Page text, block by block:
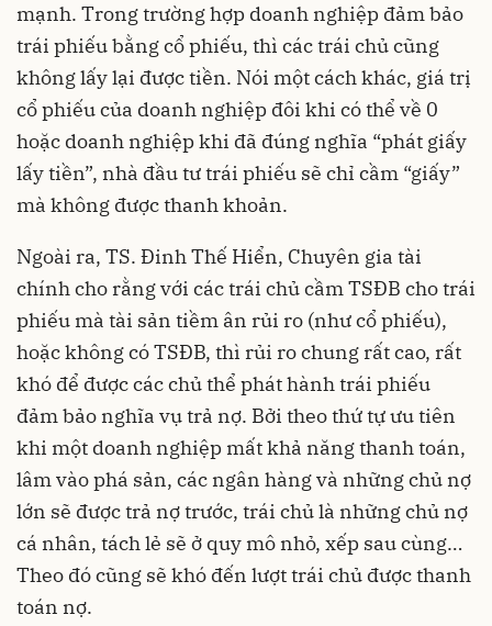
mạnh. Trong trường hợp doanh nghiệp đảm bảo
trái phiếu bằng cổ phiếu, thì các trái chủ cũng
không lấy lại được tiền. Nói một cách khác, giá trị
cổ phiếu của doanh nghiệp đôi khi có thể về 0
hoặc doanh nghiệp khi đã đúng nghĩa “phát giấy
lấy tiền”, nhà đầu tư trái phiếu sẽ chỉ cầm “giấy”
mà không được thanh khoản.
Ngoài ra, TS. Đinh Thế Hiển, Chuyên gia tài
chính cho rằng với các trái chủ cầm TSĐB cho trái
phiếu mà tài sản tiềm ân rủi ro (như cổ phiếu),
hoặc không có TSĐB, thì rủi ro chung rất cao, rất
khó để được các chủ thể phát hành trái phiếu
đảm bảo nghĩa vụ trả nợ. Bởi theo thứ tự ưu tiên
khi một doanh nghiệp mất khả năng thanh toán,
lâm vào phá sản, các ngân hàng và những chủ nợ
lớn sẽ được trả nợ trước, trái chủ là những chủ nợ
cá nhân, tách lẻ sẽ ở quy mô nhỏ, xếp sau cùng…
Theo đó cũng sẽ khó đến lượt trái chủ được thanh
toán nợ.